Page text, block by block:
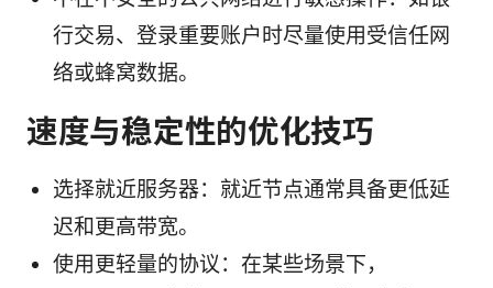
行交易、登录重要账户时尽量使用受信任网
络或蜂窝数据。
速度与稳定性的优化技巧
选择就近服务器：就近节点通常具备更低延
迟和更高带宽。
使用更轻量的协议：在某些场景下，